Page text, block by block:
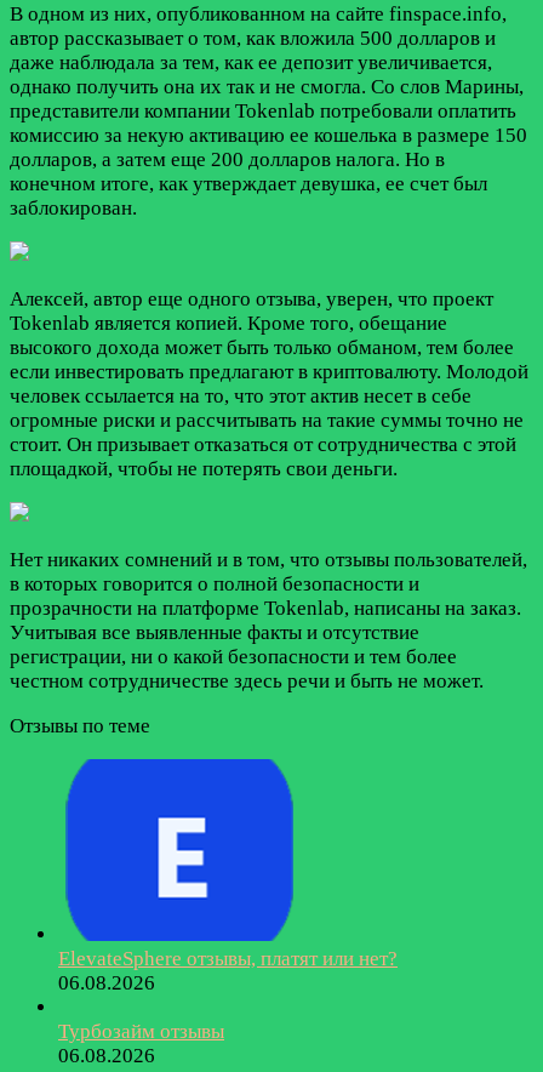
В одном из них, опубликованном на сайте finspace.info,
автор рассказывает о том, как вложила 500 долларов и
даже наблюдала за тем, как ее депозит увеличивается,
однако получить она их так и не смогла. Со слов Марины,
представители компании Tokenlab потребовали оплатить
комиссию за некую активацию ее кошелька в размере 150
долларов, а затем еще 200 долларов налога. Но в
конечном итоге, как утверждает девушка, ее счет был
заблокирован.
Алексей, автор еще одного отзыва, уверен, что проект
Tokenlab является копией. Кроме того, обещание
высокого дохода может быть только обманом, тем более
если инвестировать предлагают в криптовалюту. Молодой
человек ссылается на то, что этот актив несет в себе
огромные риски и рассчитывать на такие суммы точно не
стоит. Он призывает отказаться от сотрудничества с этой
площадкой, чтобы не потерять свои деньги.
Нет никаких сомнений и в том, что отзывы пользователей,
в которых говорится о полной безопасности и
прозрачности на платформе Tokenlab, написаны на заказ.
Учитывая все выявленные факты и отсутствие
регистрации, ни о какой безопасности и тем более
честном сотрудничестве здесь речи и быть не может.
Отзывы по теме
ElevateSphere отзывы, платят или нет?
06.08.2026
Турбозайм отзывы
06.08.2026